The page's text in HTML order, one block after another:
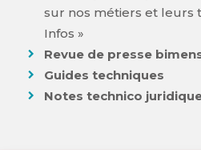
sur nos métiers et leurs
Infos »
Revue de presse
Guides techniques
Notes technico